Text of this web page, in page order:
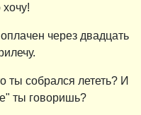
хочу!
через двадцать
ты собрался лететь? И
ты говоришь?